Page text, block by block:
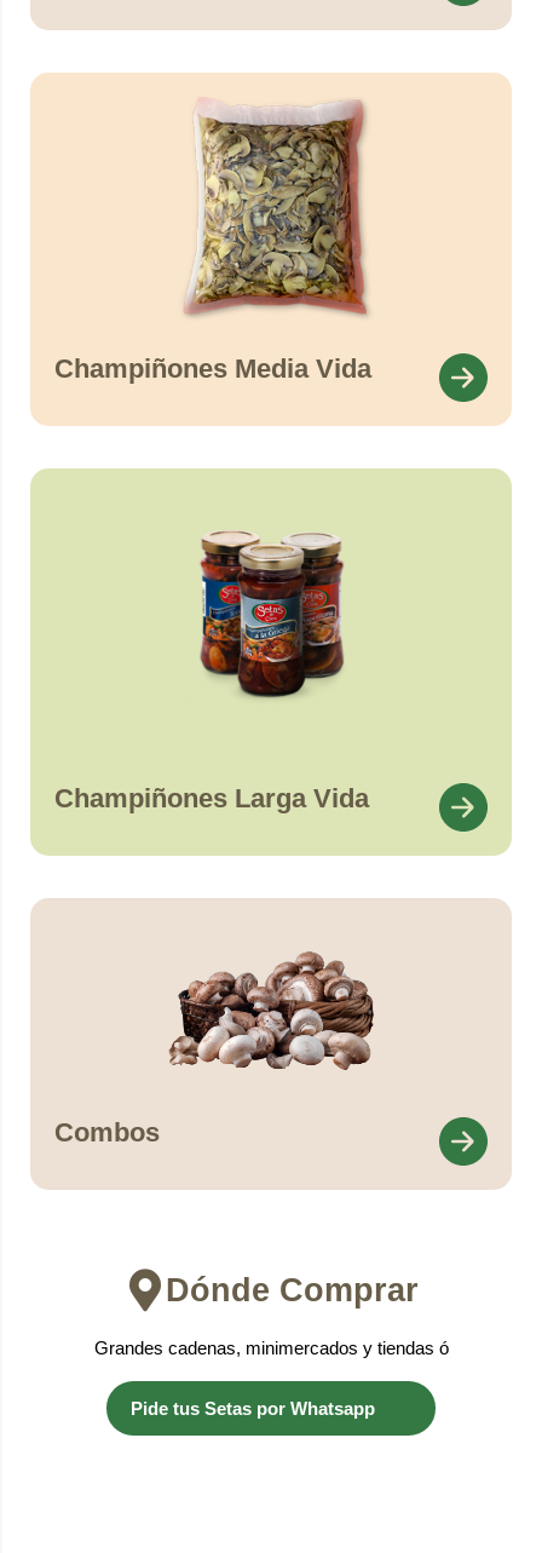
Champiñones Media Vida
Champiñones Larga Vida
Combos
Dónde Comprar
Grandes cadenas, minimercados y tiendas ó
Pide tus Setas por Whatsapp